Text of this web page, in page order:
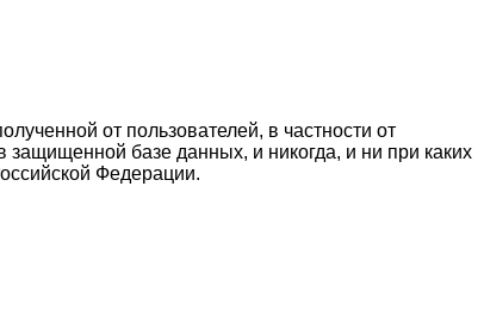
от пользователей, в частности от
базе данных, и никогда, и ни при каких
Федерации.